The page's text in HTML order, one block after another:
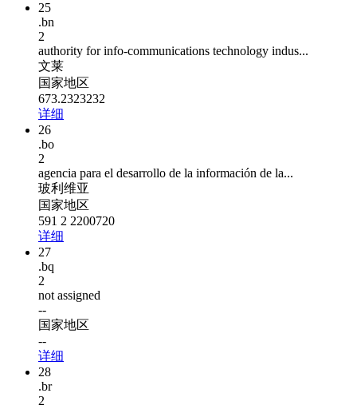
25
.bn
2
authority for info-communications technology indus...
文莱
国家地区
673.2323232
详细
26
.bo
2
agencia para el desarrollo de la información de la...
玻利维亚
国家地区
591 2 2200720
详细
27
.bq
2
not assigned
--
国家地区
--
详细
28
.br
2